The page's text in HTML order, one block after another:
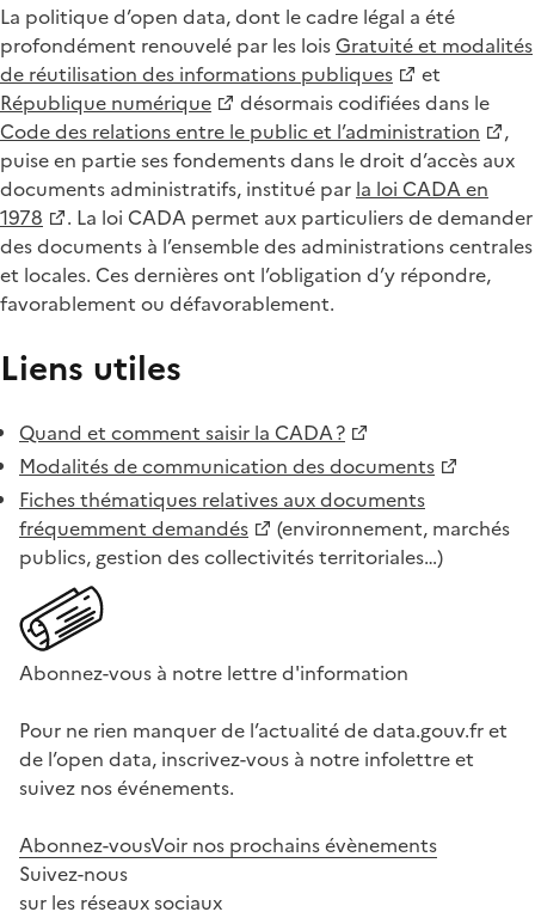
La politique d’open data, dont le cadre légal a été
profondément renouvelé par les loisGratuité et modalités
de réutilisation des informations publiques
et
République numérique
désormais codifiées dans le
Code des relations entre le public et l’administration
,
puise en partie ses fondements dans le droit d’accès aux
documents administratifs, institué par la loi CADA en
1978
. La loi CADA permet aux particuliers de demander
des documents à l’ensemble des administrations centrales
et locales. Ces dernières ont l’obligation d’y répondre,
favorablement ou défavorablement.
Liens utiles
Quand et comment saisir la CADA ?
Modalités de communication des documents
Fiches thématiques relatives aux documents
fréquemment demandés
(environnement, marchés
publics, gestion des collectivités territoriales…)
Abonnez-vous à notre lettre d'information
Pour ne rien manquer de l’actualité de data.gouv.fr et
de l’open data, inscrivez-vous à notre infolettre et
suivez nos événements.
Abonnez-vousVoir nos prochains évènements
Suivez-nous
sur les réseaux sociaux